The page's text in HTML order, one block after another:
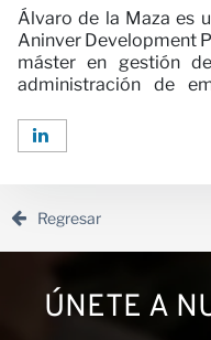
Álvaro de la Maza es
Aninver Development
máster en gestión
administración de
infraestructuras y
Álvaro ha trabajado y
le gusta crear productos
Regresar
ÚNETE A